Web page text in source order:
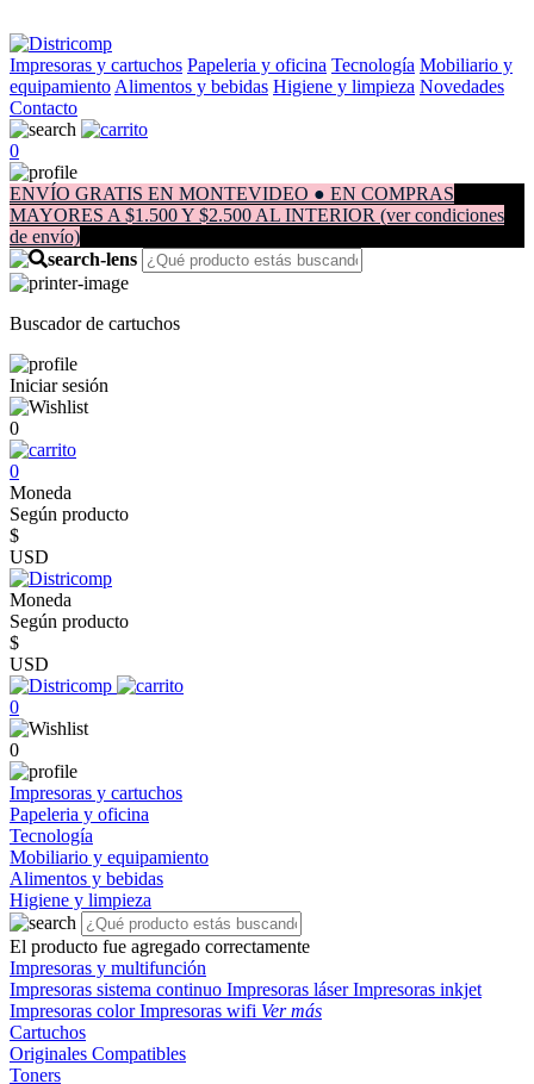
Impresoras y cartuchos Papeleria y oficina Tecnología Mobiliario y
equipamiento Alimentos y bebidas Higiene y limpieza Novedades
Contacto
0
ENVÍO GRATIS EN MONTEVIDEO ● EN COMPRAS
MAYORES A $1.500 Y $2.500 AL INTERIOR (ver condiciones
de envío)
Buscador de cartuchos
Iniciar sesión
0
0
Moneda
Según producto
$
USD
Moneda
Según producto
$
USD
0
0
Impresoras y cartuchos
Papeleria y oficina
Tecnología
Mobiliario y equipamiento
Alimentos y bebidas
Higiene y limpieza
El producto fue agregado correctamente
Impresoras y multifunción
Impresoras sistema continuo Impresoras láserImpresoras inkjet
Impresoras colorImpresoras wifi Ver más
Cartuchos
Originales Compatibles
Toners